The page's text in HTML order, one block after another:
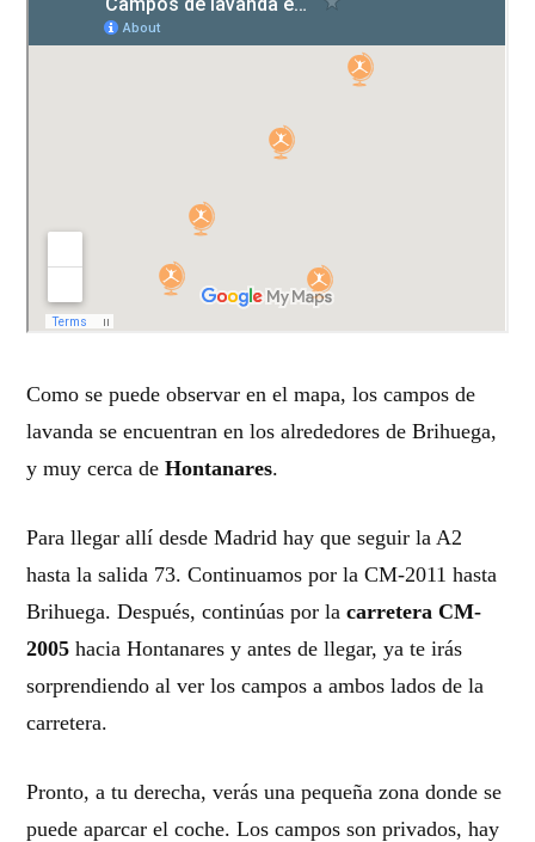
Como se puede observar en el mapa, los campos de
lavanda se encuentran en los alrededores de Brihuega,
y muy cerca deHontanares.
Para llegar allí desde Madrid hay que seguir la A2
hasta la salida 73. Continuamos por la CM-2011 hasta
Brihuega. Después, continúas por lacarretera CM-
2005 hacia Hontanares y antes de llegar, ya te irás
sorprendiendo al ver los campos a ambos lados de la
carretera.
Pronto, a tu derecha, verás una pequeña zona donde se
puede aparcar el coche. Los campos son privados, hay